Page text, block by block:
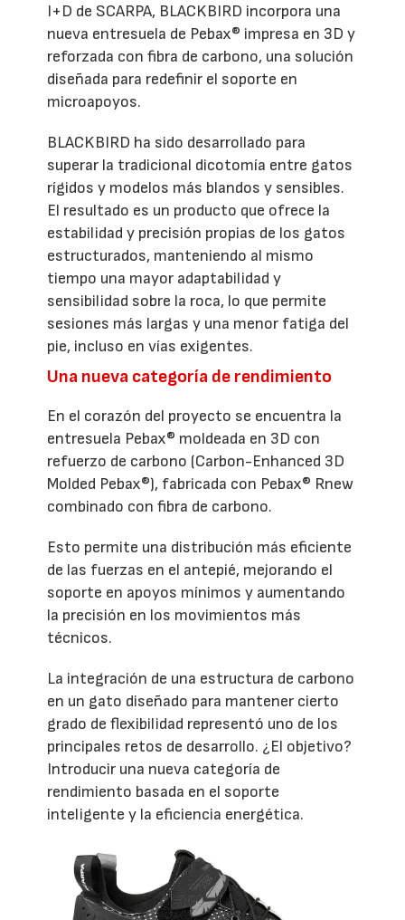
I+D de SCARPA, BLACKBIRD incorpora una
nueva entresuela de Pebax® impresa en 3D y
reforzada con fibra de carbono, una solución
diseñada para redefinir el soporte en
microapoyos.
BLACKBIRD ha sido desarrollado para
superar la tradicional dicotomía entre gatos
rígidos y modelos más blandos y sensibles.
El resultado es un producto que ofrece la
estabilidad y precisión propias de los gatos
estructurados, manteniendo al mismo
tiempo una mayor adaptabilidad y
sensibilidad sobre la roca, lo que permite
sesiones más largas y una menor fatiga del
pie, incluso en vías exigentes.
Una nueva categoría de rendimiento
En el corazón del proyecto se encuentra la
entresuela Pebax® moldeada en 3D con
refuerzo de carbono (Carbon-Enhanced 3D
Molded Pebax®), fabricada con Pebax® Rnew
combinado con fibra de carbono.
Esto permite una distribución más eficiente
de las fuerzas en el antepié, mejorando el
soporte en apoyos mínimos y aumentando
la precisión en los movimientos más
técnicos.
La integración de una estructura de carbono
en un gato diseñado para mantener cierto
grado de flexibilidad representó uno de los
principales retos de desarrollo. ¿El objetivo?
Introducir una nueva categoría de
rendimiento basada en el soporte
inteligente y la eficiencia energética.